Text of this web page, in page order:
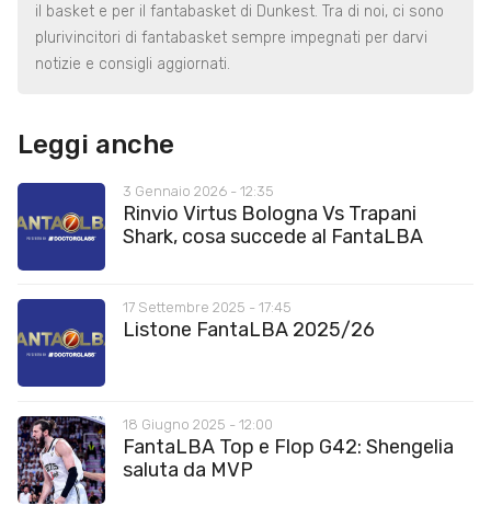
il basket e per il fantabasket di Dunkest. Tra di noi, ci sono
plurivincitori di fantabasket sempre impegnati per darvi
notizie e consigli aggiornati.
Leggi anche
3 Gennaio 2026 - 12:35
Rinvio Virtus Bologna Vs Trapani
Shark, cosa succede al FantaLBA
17 Settembre 2025 - 17:45
Listone FantaLBA 2025/26
18 Giugno 2025 - 12:00
FantaLBA Top e Flop G42: Shengelia
saluta da MVP